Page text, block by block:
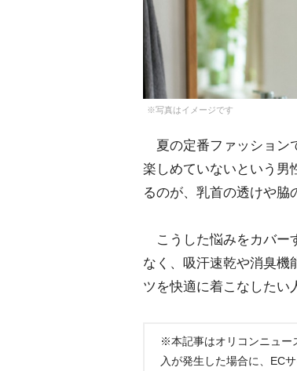
※写真はイメージです
夏の定番ファッション
楽しめていないという男
るのが、乳首の透けや脇
こうした悩みをカバー
なく、吸汗速乾や消臭機
ツを快適に着こなしたい
※本記事はオリコンニュー
入が発生した場合に、EC